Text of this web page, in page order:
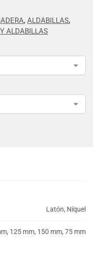
, ALDABILLAS,
ALDABILLAS
Latón, Níquel
125 mm, 150 mm, 75 mm